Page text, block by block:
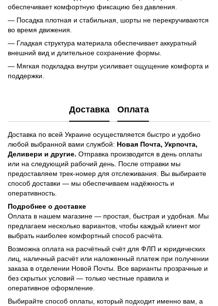
обеспечивает комфортную фиксацию без давления.
— Посадка плотная и стабильная, шорты не перекручиваются
во время движения.
— Гладкая структура материала обеспечивает аккуратный
внешний вид и длительное сохранение формы.
— Мягкая подкладка внутри усиливает ощущение комфорта и
поддержки.
Доставка Оплата
Доставка по всей Украине осуществляется быстро и удобно
любой выбранной вами службой: Новая Почта, Укрпочта,
Деливери и другие. Отправка производится в день оплаты
или на следующий рабочий день. После отправки мы
предоставляем трек-номер для отслеживания. Вы выбираете
способ доставки — мы обеспечиваем надёжность и
оперативность.
Подробнее о доставке
Оплата в нашем магазине — простая, быстрая и удобная. Мы
предлагаем несколько вариантов, чтобы каждый клиент мог
выбрать наиболее комфортный способ расчёта.
Возможна оплата на расчётный счёт для ФЛП и юридических
лиц, наличный расчёт или наложенный платеж при получении
заказа в отделении Новой Почты. Все варианты прозрачные и
без скрытых условий — только честные правила и
оперативное оформление.
Выбирайте способ оплаты, который подходит именно вам, а